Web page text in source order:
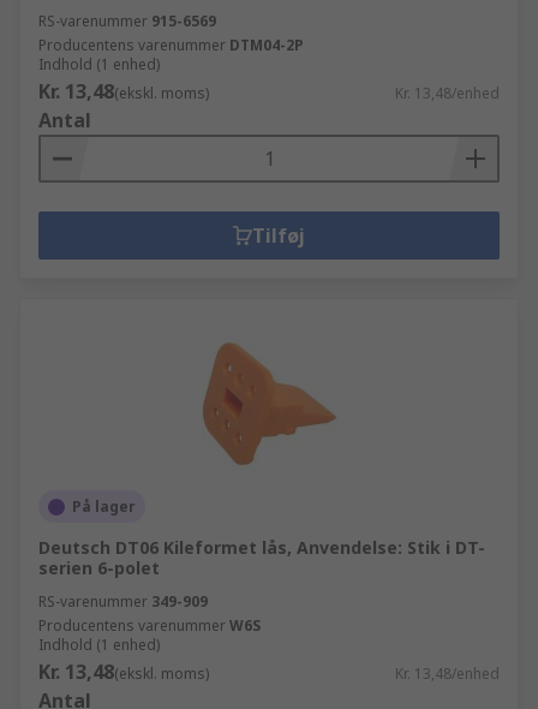
RS-varenummer 915-6569
Producentens varenummer DTM04-2P
Indhold (1 enhed)
Kr. 13,48(ekskl. moms) Kr. 13,48/enhed
Antal
Tilføj
På lager
Deutsch DT06 Kileformet lås, Anvendelse: Stik i DT-
serien 6-polet
RS-varenummer 349-909
Producentens varenummerW6S
Indhold (1 enhed)
Kr. 13,48(ekskl. moms) Kr. 13,48/enhed
Antal